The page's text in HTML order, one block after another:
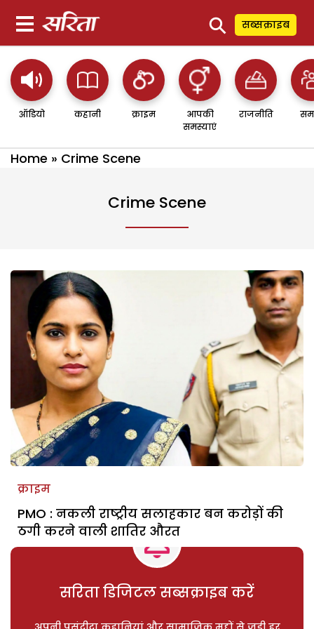
⚲ सब्सक्राइब
ऑडियो कहानी क्राइम
आपकी
समस्याएं
राजनीति
Home » Crime Scene
Crime Scene
क्राइम
PMO : नकली राष्‍ट्रीय सलाहकार बन करोड़ों की
ठगी करने वाली शातिर औरत
सरिता डिजिटल सब्सक्राइब करें